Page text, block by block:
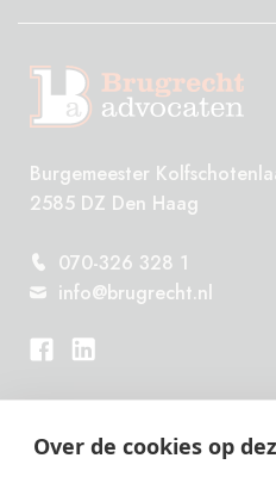
Over de cookies op
Burgemeester
2585 DZ Den Haag
070-326 328 1
info@brugrecht.nl